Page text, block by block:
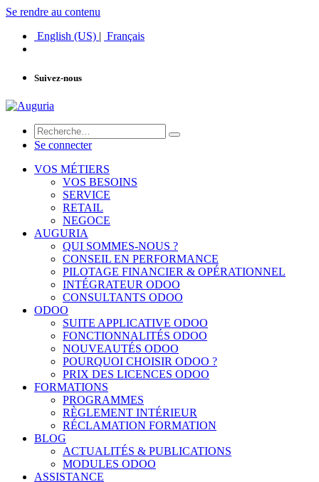
Se rendre au contenu
English (US) | Français
Suivez-nous
Se connecter
VOS MÉTIERS
VOS BESOINS
SERVICE
RETAIL
NEGOCE
AUGURIA
QUI SOMMES-NOUS ?
CONSEIL EN PERFORMANCE
PILOTAGE FINANCIER & OPÉRATIONNEL
INTÉGRATEUR ODOO
CONSULTANTS ODOO
ODOO
SUITE APPLICATIVE ODOO
FONCTIONNALITÉS ODOO
NOUVEAUTÉS ODOO
POURQUOI CHOISIR ODOO ?
PRIX DES LICENCES ODOO
FORMATIONS
PROGRAMMES
RÈGLEMENT INTÉRIEUR
RÉCLAMATION FORMATION
BLOG
ACTUALITÉS & PUBLICATIONS
MODULES ODOO
ASSISTANCE